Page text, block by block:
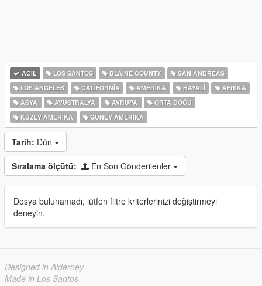
ACIL LOS SANTOS BLAINE COUNTY
SAN ANDREAS
LOS ANGELES
CALIFORNIA AMERIKA HAYALI
AFRIKA
ASYA
AVUSTRALYA AVRUPA
ORTA DOĞU
KUZEY AMERIKA
GÜNEY AMERIKA
Tarih: Dün
Sıralama ölçütü: En Son Gönderilenler
Dosya bulunamadı, lütfen filtre kriterlerinizi değiştirmeyi
deneyin.
Designed in Alderney
Made in Los Santos